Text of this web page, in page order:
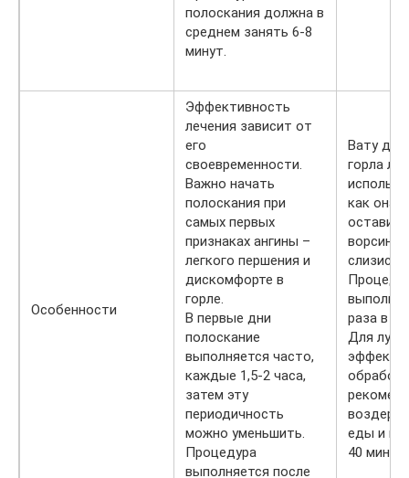
полоскания должна в
среднем занять 6-8
минут.
Особенности
Эффективность
лечения зависит от
его
своевременности.
Важно начать
полоскания при
самых первых
признаках ангины –
легкого першения и
дискомфорте в
горле.
В первые дни
полоскание
выполняется часто,
каждые 1,5-2 часа,
затем эту
периодичность
можно уменьшить.
Процедура
выполняется после
Вату
горла
как она
раза в
Для
эффекта
еды и
40 минут.